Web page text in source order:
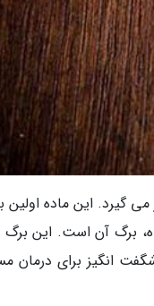
گیرد. این ماده اولین
برگ آن است. این
انگیز برای درمان